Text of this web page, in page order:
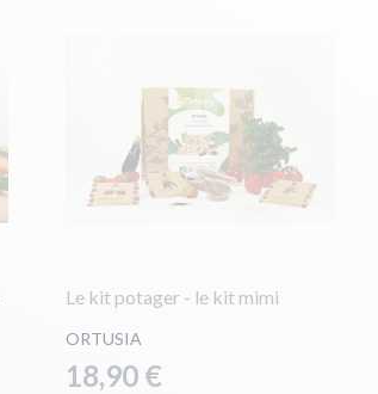
Le kit potager - le kit mimi
ORTUSIA
18,90 €